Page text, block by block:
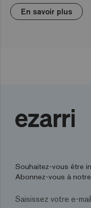
En savoir plus
Souhaitez-vous être
Abonnez-vous à